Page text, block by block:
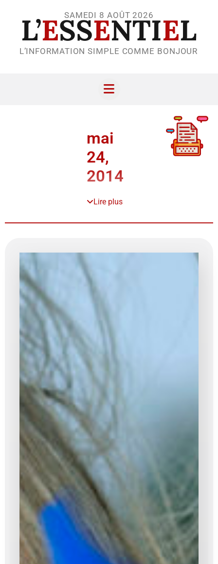
SAMEDI 8 AOÛT 2026
L’ESSENTIEL
L’INFORMATION SIMPLE COMME BONJOUR
mai
24,
2014
Lire plus